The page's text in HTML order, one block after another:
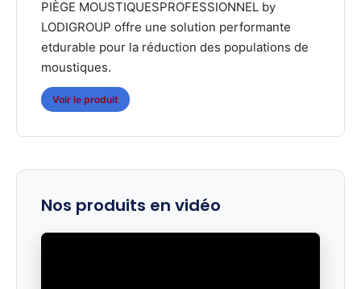
PIÈGE MOUSTIQUESPROFESSIONNEL by
LODIGROUP offre une solution performante
etdurable pour la réduction des populations de
moustiques.
Voir le produit
Nos produits en vidéo